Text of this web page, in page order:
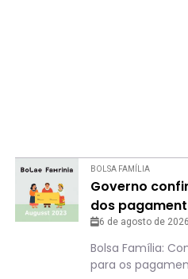
BOLSA FAMÍLIA
Governo
dos
agosto
6 de agosto de 2026
Bolsa Família:
para os